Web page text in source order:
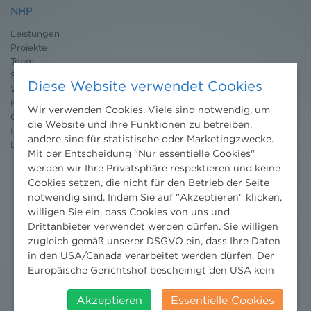
NHP
Leistungen
Projekte
Team
Standorte
Wissenschaft
Karriere
Ombudsstelle
Impressum
Datenschutzerklärung
Diese Website verwendet Cookies
Wir verwenden Cookies. Viele sind notwendig, um
die Website und ihre Funktionen zu betreiben,
andere sind für statistische oder Marketingzwecke.
Mit der Entscheidung "Nur essentielle Cookies"
werden wir Ihre Privatsphäre respektieren und keine
Cookies setzen, die nicht für den Betrieb der Seite
notwendig sind. Indem Sie auf "Akzeptieren" klicken,
willigen Sie ein, dass Cookies von uns und
Drittanbieter verwendet werden dürfen. Sie willigen
zugleich gemäß unserer DSGVO ein, dass Ihre Daten
in den USA/Canada verarbeitet werden dürfen. Der
Europäische Gerichtshof bescheinigt den USA kein
insbesondere das Risiko, dass ihre Daten durch US-
Akzeptieren
Essentielle Cookies